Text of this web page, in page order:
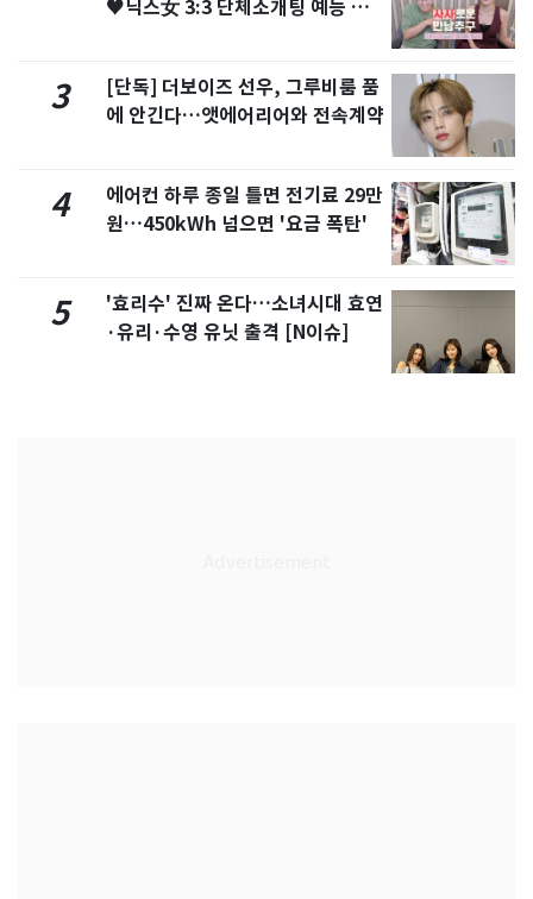
♥닉스女 3:3 단체소개팅 예능 화
3
[단독] 더보이즈 선우, 그루비룸 품
에 안긴다…앳에어리어와 전속계약
4
에어컨 하루 종일 틀면 전기료 29만
원…450kWh 넘으면 '요금 폭탄'
5
'효리수' 진짜 온다…소녀시대 효연
·유리·수영 유닛 출격 [N이슈]